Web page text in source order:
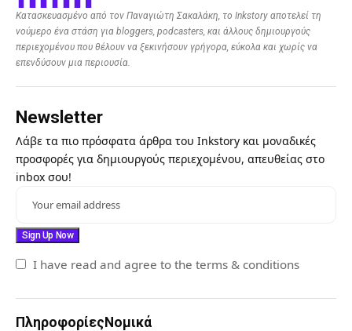
Κατασκευασμένο από τον Παναγιώτη Σακαλάκη, το Inkstory αποτελεί τη
νούμερο ένα στάση για bloggers, podcasters, και άλλους δημιουργούς
περιεχομένου που θέλουν να ξεκινήσουν γρήγορα, εύκολα και χωρίς να
επενδύσουν μια περιουσία.
Newsletter
Λάβε τα πιο πρόσφατα άρθρα του Inkstory και μοναδικές
προσφορές για δημιουργούς περιεχομένου, απευθείας στο
inbox σου!
I have read and agree to the terms & conditions
ΠληροφορίεςΝομικά